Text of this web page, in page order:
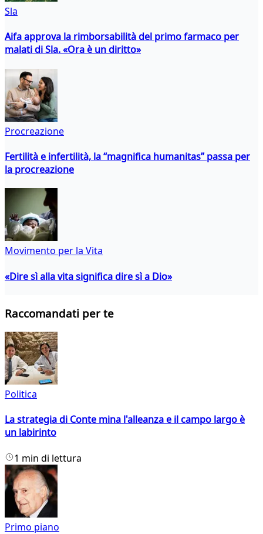
Sla
Aifa approva la rimborsabilità del primo farmaco per
malati di Sla. «Ora è un diritto»
Procreazione
Fertilità e infertilità, la “magnifica humanitas” passa per
la procreazione
Movimento per la Vita
«Dire sì alla vita significa dire sì a Dio»
Raccomandati per te
Politica
La strategia di Conte mina l'alleanza e il campo largo è
un labirinto
1 min di lettura
Primo piano